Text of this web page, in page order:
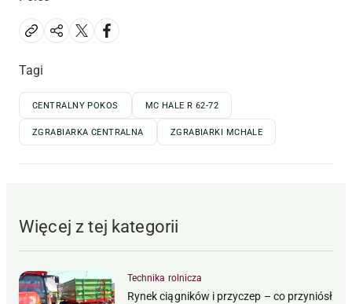
Tagi
CENTRALNY POKOS MC HALE R 62-72
ZGRABIARKA CENTRALNA ZGRABIARKI MCHALE
Więcej z tej kategorii
Technika rolnicza
Rynek ciągników i przyczep – co przyniósł